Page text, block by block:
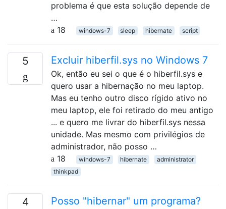
problema é que esta solução depende de
…
18
windows-7 sleep hibernate script
5 Excluir hiberfil.sys no Windows 7
Ok, então eu sei o que é o hiberfil.sys e
quero usar a hibernação no meu laptop.
Mas eu tenho outro disco rígido ativo no
meu laptop, ele foi retirado do meu antigo
... e quero me livrar do hiberfil.sys nessa
unidade. Mas mesmo com privilégios de
administrador, não posso …
18
windows-7 hibernate
administrator
thinkpad
4 Posso "hibernar" um programa?